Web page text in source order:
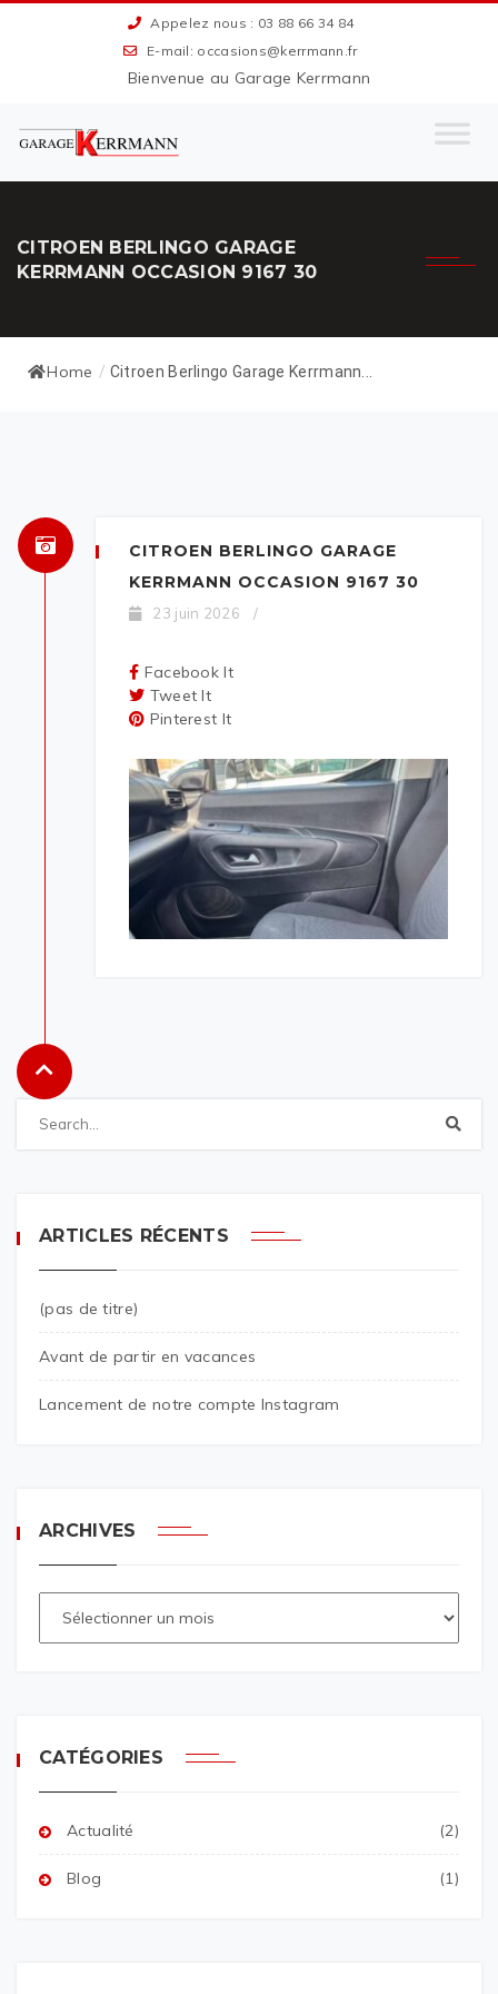
Appelez nous : 03 88 66 34 84
E-mail: occasions@kerrmann.fr
Bienvenue au Garage Kerrmann
CITROEN BERLINGO GARAGE
KERRMANN OCCASION 9167 30
Home / Citroen Berlingo Garage Kerrmann...
CITROEN BERLINGO GARAGE
KERRMANN OCCASION 9167 30
23 juin 2026 /
Facebook It
Tweet It
Pinterest It
ARTICLES RÉCENTS
(pas de titre)
Avant de partir en vacances
Lancement de notre compte Instagram
ARCHIVES
CATÉGORIES
Actualité (2)
Blog (1)